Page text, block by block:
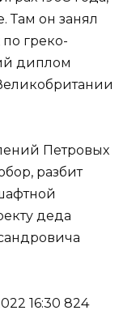
Там он занял
греко-
диплом
Петровых
разбит
деда
16:30 824